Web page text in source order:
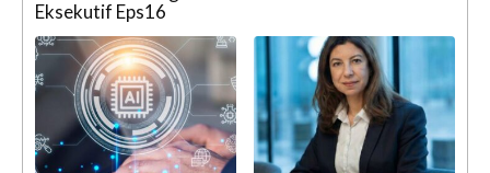
Eksekutif Eps16